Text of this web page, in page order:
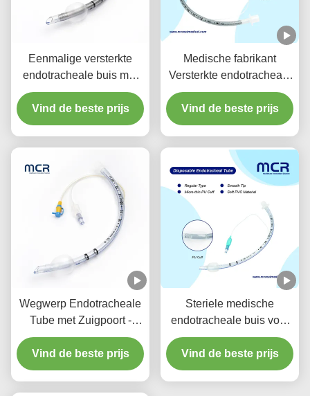
Eenmalige versterkte
endotracheale buis met
zuigpoort voor VAP-
preventie
Vind de beste prijs
Medische fabrikant
Versterkte endotracheale
buis voor eenmalig
gebruik DEHPvrij
Vind de beste prijs
Wegwerp Endotracheale
Tube met Zuigpoort -
DEHP-vrij Transparant
PVC voor Vijf Jaar
Kwaliteitsgarantie
Vind de beste prijs
Steriele medische
endotracheale buis voor
alle maten met CE ISO
Vind de beste prijs